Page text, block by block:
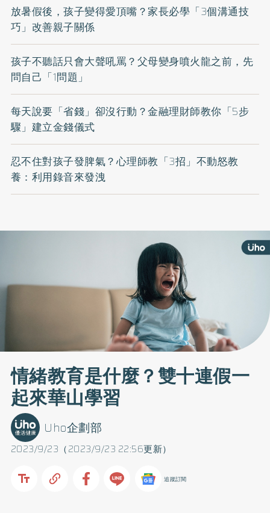
放暑假後，孩子變得愛頂嘴？家長必學「3個溝通技
巧」改善親子關係
孩子不聽話只會大聲吼罵？父母變身噴火龍之前，先
問自己「1問題」
每天說要「省錢」卻沒行動？金融理財師教你「5步
驟」建立金錢儀式
忍不住對孩子發脾氣？心理師教「3招」不動怒教
養：利用錄音來發洩
情緒教育是什麼？雙十連假一
起來華山學習
2023/9/23（2023/9/23 22:56更新）
Uho企劃部
追蹤訂閱